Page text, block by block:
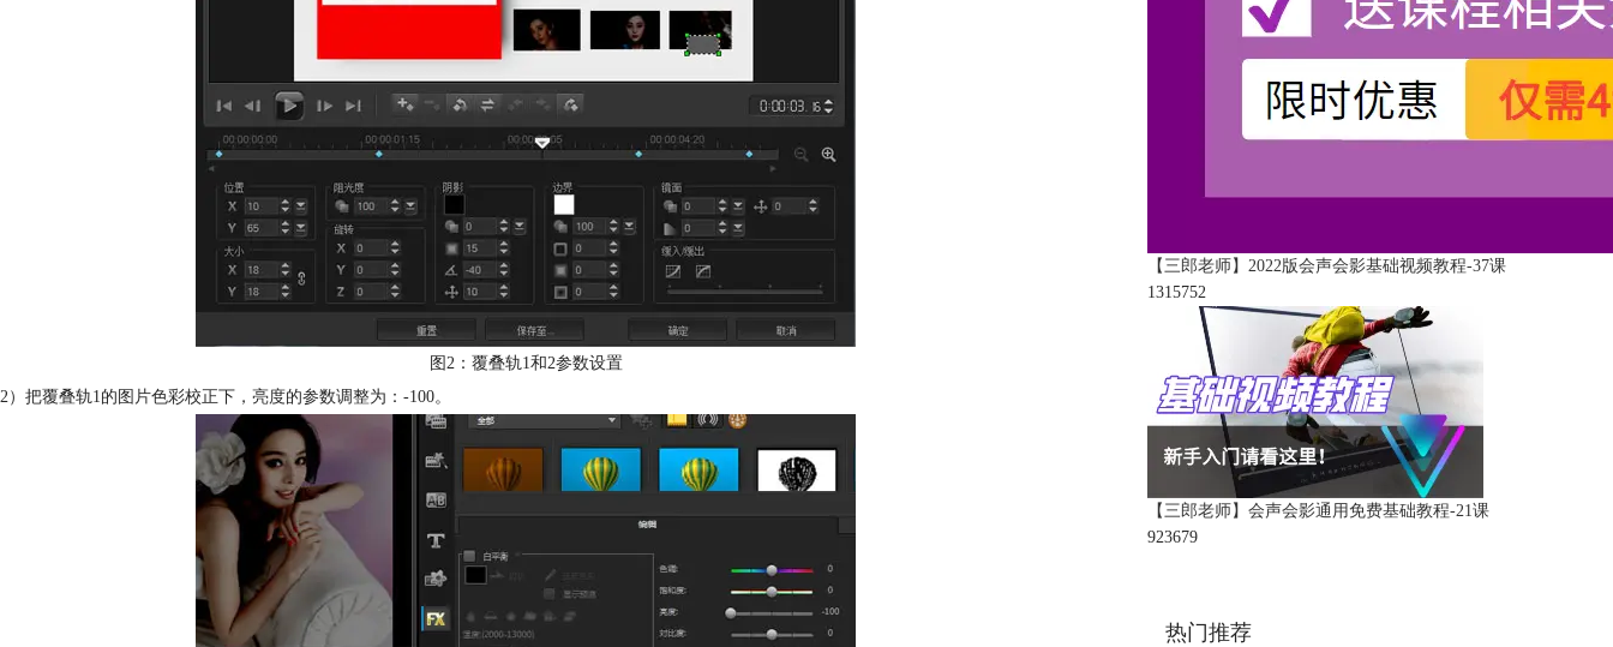
图2：覆叠轨1和2参数设置
2）把覆叠轨1的图片色彩校正下，亮度的参数调整为：-100。
【三郎老师】2022版会声会影基础视频教程-37课
1315752
【三郎老师】会声会影通用免费基础教程-21课
923679
热门推荐